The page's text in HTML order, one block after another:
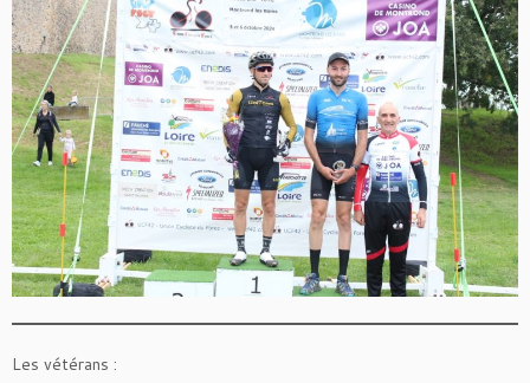
Les vétérans :